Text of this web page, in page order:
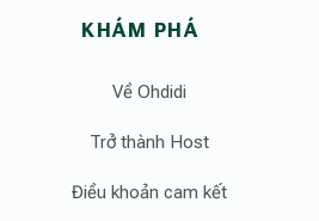
KHÁM PHÁ
Về Ohdidi
Trở thành Host
Điều khoản cam kết